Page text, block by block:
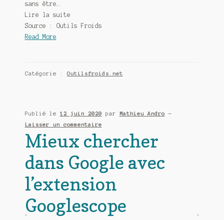
sans être…
Lire la suite
Source : Outils Froids
Read More
Catégorie : Outilsfroids.net
Publié le 12 juin 2020 par Mathieu Andro
—
Laisser un commentaire
Mieux chercher
dans Google avec
l’extension
Googlescope